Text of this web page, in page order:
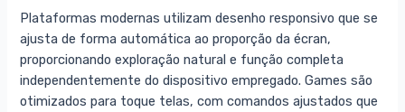
Plataformas modernas utilizam desenho responsivo que se
ajusta de forma automática ao proporção da écran,
proporcionando exploração natural e função completa
independentemente do dispositivo empregado. Games são
otimizados para toque telas, com comandos ajustados que